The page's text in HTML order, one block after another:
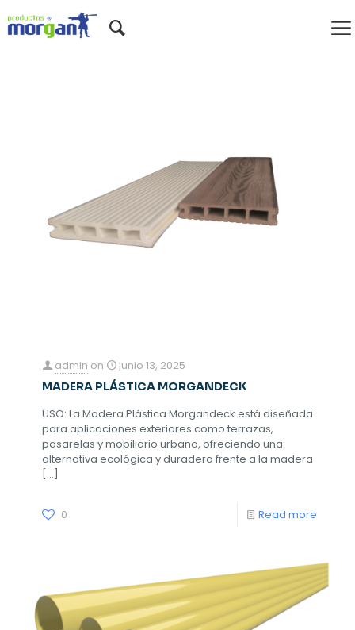
TUBERÍAS PVC
admin on junio 13, 2025
MADERA PLÁSTICA MORGANDECK
USO: La Madera Plástica Morgandeck está diseñada
para aplicaciones exteriores como terrazas,
pasarelas y mobiliario urbano, ofreciendo una
alternativa ecológica y duradera frente a la madera
[…]
0 Read more